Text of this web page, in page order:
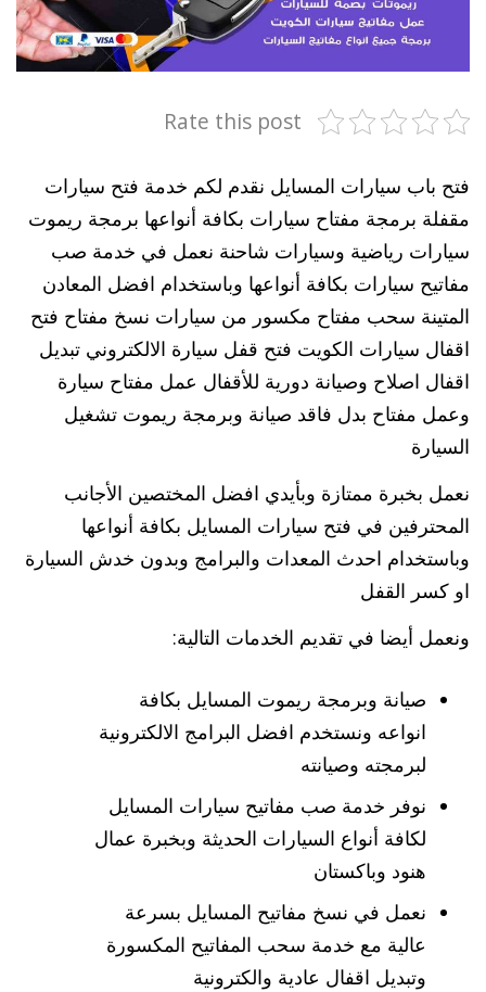
Rate this post
فتح باب سيارات المسايل نقدم لكم خدمة فتح سيارات
مقفلة برمجة مفتاح سيارات بكافة أنواعها برمجة ريموت
سيارات رياضية وسيارات شاحنة نعمل في خدمة صب
مفاتيح سيارات بكافة أنواعها وباستخدام افضل المعادن
المتينة سحب مفتاح مكسور من سيارات نسخ مفتاح فتح
اقفال سيارات الكويت فتح قفل سيارة الالكتروني تبديل
اقفال اصلاح وصيانة دورية للأقفال عمل مفتاح سيارة
وعمل مفتاح بدل فاقد صيانة وبرمجة ريموت تشغيل
السيارة
نعمل بخبرة ممتازة وبأيدي افضل المختصين الأجانب
المحترفين في فتح سيارات المسايل بكافة أنواعها
وباستخدام احدث المعدات والبرامج وبدون خدش السيارة
او كسر القفل
ونعمل أيضا في تقديم الخدمات التالية:
صيانة وبرمجة ريموت المسايل بكافة
انواعه ونستخدم افضل البرامج الالكترونية
لبرمجته وصيانته
نوفر خدمة صب مفاتيح سيارات المسايل
لكافة أنواع السيارات الحديثة وبخبرة عمال
هنود وباكستان
نعمل في نسخ مفاتيح المسايل بسرعة
عالية مع خدمة سحب المفاتيح المكسورة
وتبديل اقفال عادية والكترونية